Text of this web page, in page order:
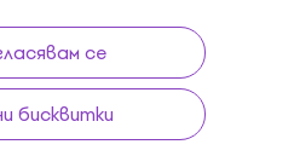
се
бисквитки